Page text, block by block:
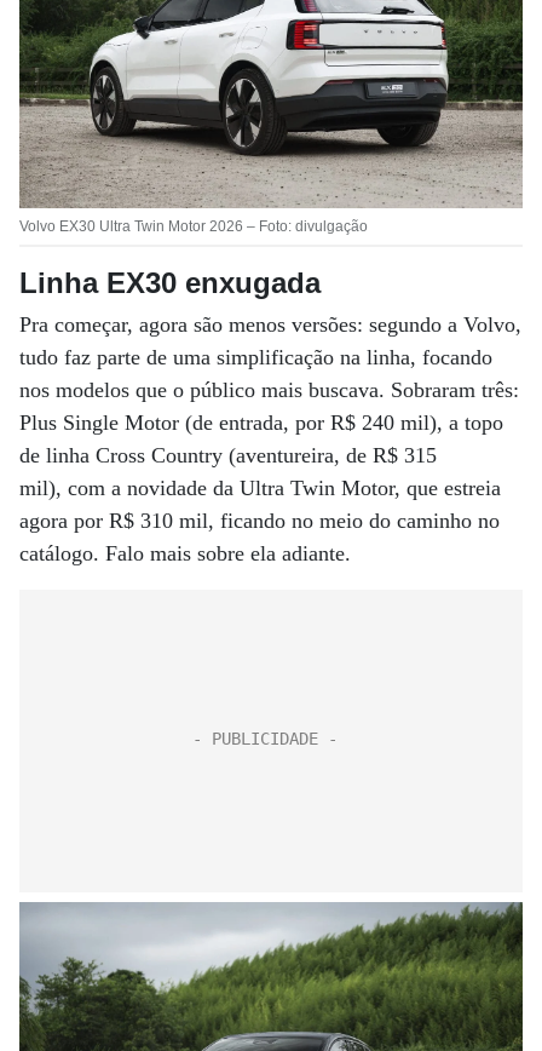
Volvo EX30 Ultra Twin Motor 2026 – Foto: divulgação
Linha EX30 enxugada
Pra começar, agora são menos versões: segundo a Volvo,
tudo faz parte de uma simplificação na linha, focando
nos modelos que o público mais buscava. Sobraram três:
Plus Single Motor (de entrada, por R$ 240 mil), a topo
de linha Cross Country (aventureira, de R$ 315
mil), com a novidade da Ultra Twin Motor, que estreia
agora por R$ 310 mil, ficando no meio do caminho no
catálogo. Falo mais sobre ela adiante.